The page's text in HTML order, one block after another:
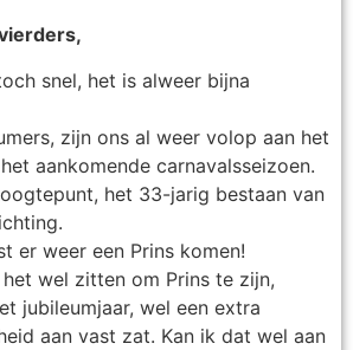
snel, het is alweer bijna
zijn ons al weer volop aan het
aankomende carnavalsseizoen.
het 33-jarig bestaan van
er weer een Prins komen!
wel zitten om Prins te zijn,
jubileumjaar, wel een extra
aan vast zat. Kan ik dat wel aan